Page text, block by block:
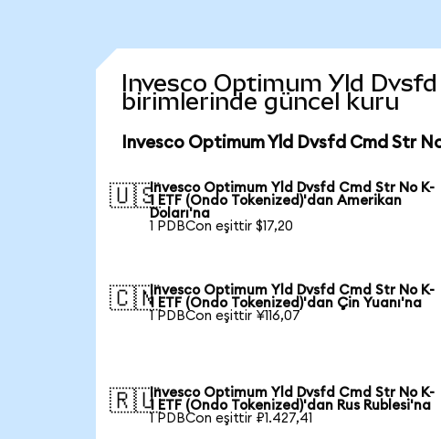
Invesco Optimum Yld
birimlerinde güncel kuru
Invesco Optimum Yld Dvsfd Cmd Str
🇺🇸Invesco Optimum Yld Dvsfd Cmd Str No K-
1 ETF (Ondo Tokenized)'dan Amerikan
Doları'na
1 PDBCon eşittir $17,20
🇨🇳Invesco Optimum Yld Dvsfd Cmd Str No K-
1 ETF (Ondo Tokenized)'dan Çin Yuanı'na
1 PDBCon eşittir ¥116,07
🇷🇺Invesco Optimum Yld Dvsfd Cmd Str No K-
1 ETF (Ondo Tokenized)'dan Rus Rublesi'na
1 PDBCon eşittir ₽1.427,41